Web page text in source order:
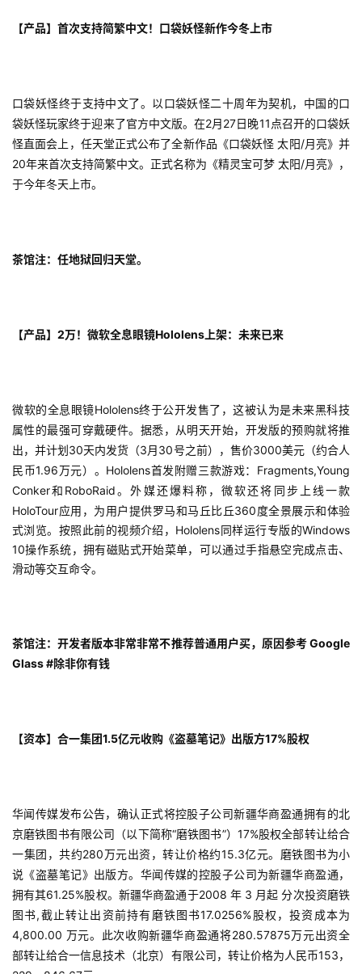
页
原
创
游
戏
业
界
戏
戏
闲
游
戏
2
0
2
5
第
【产品】首次支持简繁中文！口袋妖怪新作今冬上市
口袋妖怪终于支持中文了。以口袋妖怪二十周年为契机，中国的口
袋妖怪玩家终于迎来了官方中文版。在2月27日晚11点召开的口袋妖
怪直面会上，任天堂正式公布了全新作品《口袋妖怪 太阳/月亮》并
20年来首次支持简繁中文。正式名称为《精灵宝可梦 太阳/月亮》，
于今年冬天上市。
茶馆注：任地狱回归天堂。
【产品】2万！微软全息眼镜Hololens上架：未来已来
微软的全息眼镜Hololens终于公开发售了，这被认为是未来黑科技
属性的最强可穿戴硬件。据悉，从明天开始，开发版的预购就将推
出，并计划30天内发货（3月30号之前），售价3000美元（约合人
民币1.96万元）。Hololens首发附赠三款游戏：Fragments,Young
Conker和RoboRaid。外媒还爆料称，微软还将同步上线一款
HoloTour应用，为用户提供罗马和马丘比丘360度全景展示和体验
式浏览。按照此前的视频介绍，Hololens同样运行专版的Windows
10操作系统，拥有磁贴式开始菜单，可以通过手指悬空完成点击、
滑动等交互命令。
茶馆注：开发者版本非常非常不推荐普通用户买，原因参考 Google
Glass #除非你有钱
【资本】合一集团1.5亿元收购《盗墓笔记》出版方17%股权
华闻传媒发布公告，确认正式将控股子公司新疆华商盈通拥有的北
京磨铁图书有限公司（以下简称“磨铁图书”）17%股权全部转让给合
一集团，共约280万元出资，转让价格约15.3亿元。磨铁图书为小
说《盗墓笔记》出版方。华闻传媒的控股子公司为新疆华商盈通，
拥有其61.25%股权。新疆华商盈通于2008 年 3 月起 分次投资磨铁
图书,截止转让出资前持有磨铁图书17.0256%股权，投资成本为
4,800.00 万元。此次收购新疆华商盈通将280.57875万元出资全
部转让给合一信息技术（北京）有限公司，转让价格为人民币153，